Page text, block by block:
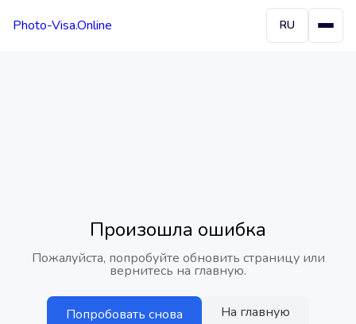
Photo-Visa.Online RU
Произошла ошибка
Пожалуйста, попробуйте обновить страницу или
вернитесь на главную.
Попробовать снова На главную